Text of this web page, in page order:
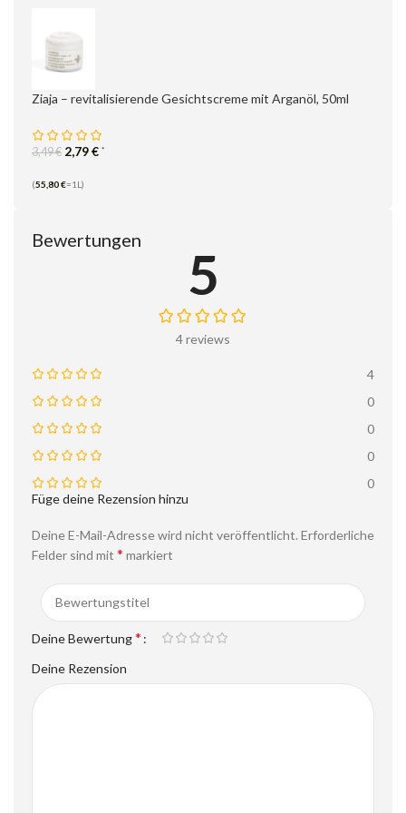
Ziaja – revitalisierende Gesichtscreme mit Arganöl, 50ml
3,49€ 2,79€ *
(55,80€=1L)
Bewertungen
5
4 reviews
4
0
0
0
0
Füge deine Rezension hinzu
Deine E-Mail-Adresse wird nicht veröffentlicht. Erforderliche
Felder sind mit * markiert
Deine Bewertung*
Deine Rezension